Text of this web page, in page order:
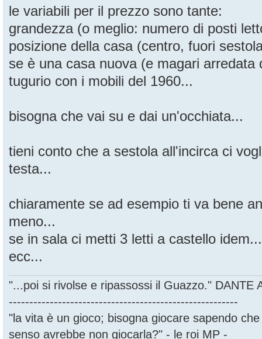
le variabili per il prezzo sono tante:
grandezza (o meglio: numero di posti
posizione della casa (centro, fuori
se è una casa nuova (e magari arredata
tugurio con i mobili del 1960...
bisogna che vai su e dai un'occhiata...
tieni conto che a sestola all'incirca ci
testa...
chiaramente se ad esempio ti va bene
meno...
se in sala ci metti 3 letti a castello idem...
ecc...
"...poi si rivolse e ripassossi il Guazzo." DANTE
--------------------------------------------------------
"la vita è un gioco; bisogna giocare sapendo
senso avrebbe non giocarla?" - le roi MP -